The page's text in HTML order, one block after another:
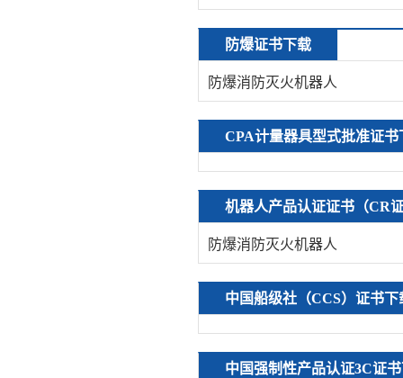
防爆证书下载
防爆消防灭火机器人
CPA计量器具型式批准证书
机器人产品认证证书（CR
防爆消防灭火机器人
中国船级社（CCS）证书下
中国强制性产品认证3C证